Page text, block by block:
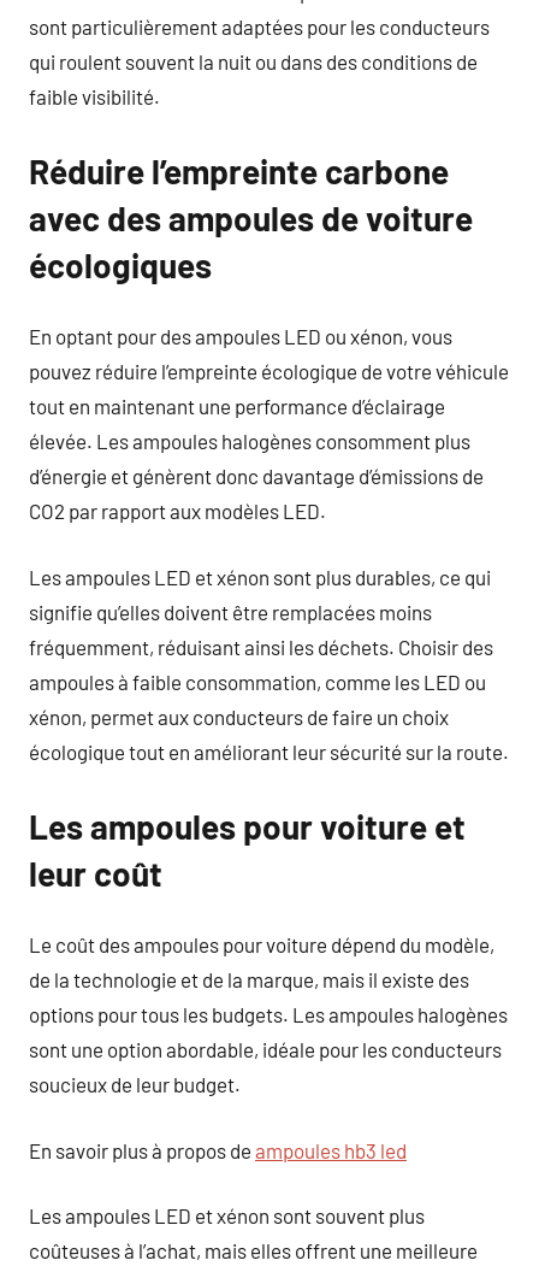
sont particulièrement adaptées pour les conducteurs
qui roulent souvent la nuit ou dans des conditions de
faible visibilité.
Réduire l’empreinte carbone
avec des ampoules de voiture
écologiques
En optant pour des ampoules LED ou xénon, vous
pouvez réduire l’empreinte écologique de votre véhicule
tout en maintenant une performance d’éclairage
élevée. Les ampoules halogènes consomment plus
d’énergie et génèrent donc davantage d’émissions de
CO2 par rapport aux modèles LED.
Les ampoules LED et xénon sont plus durables, ce qui
signifie qu’elles doivent être remplacées moins
fréquemment, réduisant ainsi les déchets. Choisir des
ampoules à faible consommation, comme les LED ou
xénon, permet aux conducteurs de faire un choix
écologique tout en améliorant leur sécurité sur la route.
Les ampoules pour voiture et
leur coût
Le coût des ampoules pour voiture dépend du modèle,
de la technologie et de la marque, mais il existe des
options pour tous les budgets. Les ampoules halogènes
sont une option abordable, idéale pour les conducteurs
soucieux de leur budget.
En savoir plus à propos de ampoules hb3 led
Les ampoules LED et xénon sont souvent plus
coûteuses à l’achat, mais elles offrent une meilleure